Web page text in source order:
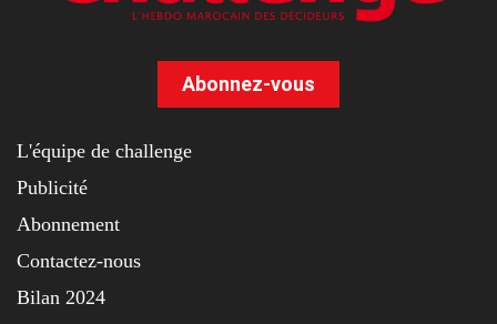
Abonnez-vous
L'équipe de challenge
Publicité
Abonnement
Contactez-nous
Bilan 2024